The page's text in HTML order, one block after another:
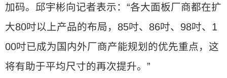
加码。邱宇彬向记者表示：“各大面板厂商都在扩
大80吋以上产品的布局，85吋、86吋、98吋、1
00吋已成为国内外厂商产能规划的优先重点，这
将有助于平均尺寸的再次提升。”